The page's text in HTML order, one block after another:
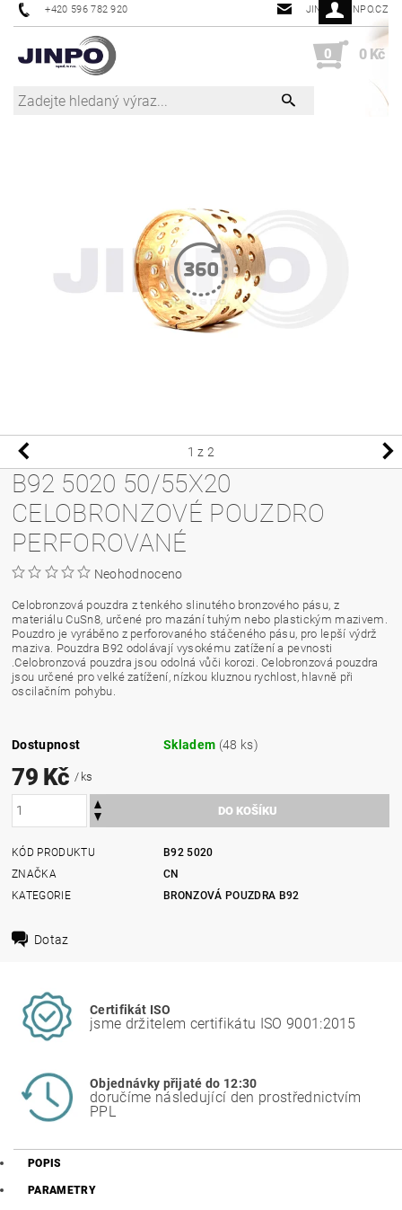
+420 596 782 920 JINPO@JINPO.CZ
0 0 Kč
1 z 2
B92 5020 50/55X20
CELOBRONZOVÉ POUZDRO
PERFOROVANÉ
Neohodnoceno
Celobronzová pouzdra z tenkého slinutého bronzového pásu, z
materiálu CuSn8, určené pro mazání tuhým nebo plastickým mazivem.
Pouzdro je vyráběno z perforovaného stáčeného pásu, pro lepší výdrž
maziva. Pouzdra B92 odolávají vysokému zatížení a pevnosti
.Celobronzová pouzdra jsou odolná vůči korozi. Celobronzová pouzdra
jsou určené pro velké zatížení, nízkou kluznou rychlost, hlavně při
oscilačním pohybu.
Dostupnost Skladem (48 ks)
79 Kč/ ks
KÓD PRODUKTU
B92 5020
ZNAČKA
CN
KATEGORIE
BRONZOVÁ POUZDRA B92
Dotaz
Certifikát ISO
jsme držitelem certifikátu ISO 9001:2015
Objednávky přijaté do 12:30
doručíme následující den prostřednictvím
PPL
POPIS
PARAMETRY